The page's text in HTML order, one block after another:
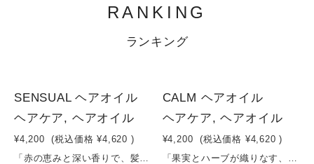
RANKING
ランキング
SENSUAL ヘアオイル
ヘアケア, ヘアオイル
¥4,200 (税込価格 ¥4,620 )
「赤の恵みと深い香りで、髪に“艶の記憶”を。」— 補修・保湿・エイジングケアを叶えるアロマヘアオイル —セイヨウオトギリソウ花水やローズマリー葉水をベースに、髪と頭皮をやさしく整える植物由来成分を贅沢に配合したヘアオイル。注目成分は、ヘマトコッカスプルビアリス由来のアスタキサンチン。乾燥やダメージによるパサつきにアプローチし、髪にハリ・コシ・ツヤを与えます。さらに、モモやウンシュウミカン、パッションフルーツなどの果実エキスと、ムラサキ根・トウキンセンカなどの植物エキスが、うるおいに満ちたなめらかな髪へ導きます。ベースには、軽やかなトリ（カプリル酸／カプリン酸）グリセリルと、シア脂・ツバキ種子油をバランスよく配合。ベタつかず、自然なまとまりと上質なツヤを実現。イランイラン、フランキンセンス（ニュウコウジュ）、パチョリが織りなす奥行きのあるアロマは、心を落ち着かせながら、日常にラグジュアリーなひとときをもたらします。髪を整えるだけでなく、“自分を整える”ためのヘアオイルです。容量：100ml
CALM ヘアオイル
ヘアケア, ヘアオイル
¥4,200 (税込価格 ¥4,620 )
「果実とハーブが織りなす、髪まで整うアロマブレンド。」— うるおい・ツヤ・心地よさをひと滴に —セイヨウオトギリソウ花水やローズマリー葉水をベースに、果実とハーブの恵みをバランスよく配合したナチュラルヘアオイル。軽やかなトリ（カプリル酸／カプリン酸）グリセリルと、シア脂・ツバキ種子油が、髪に自然なツヤとまとまりを与えます。セイヨウナシやモモ、ウンシュウミカンなどの果実エキスが、乾燥した髪にみずみずしいうるおいをチャージ。さらに、カワラヨモギやスギナ、アケビなどの植物エキスが、ダメージを受けた髪と頭皮をやさしく整えます。ラベンダー花油を中心としたやさしい香りは、まるで深呼吸したくなるような心地よさ。毎日のケアタイムを「整える時間」に変える、髪まで整うアロマブレンドです。容量：100ml